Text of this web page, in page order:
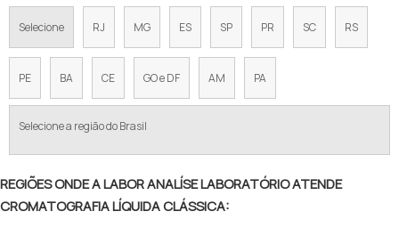
Selecione RJ MG ES SP PR SC RS
PE BA CE GO e DF AM PA
Selecione a região do Brasil
REGIÕES ONDE A LABOR ANALÍSE LABORATÓRIO ATENDE
CROMATOGRAFIA LÍQUIDA CLÁSSICA: